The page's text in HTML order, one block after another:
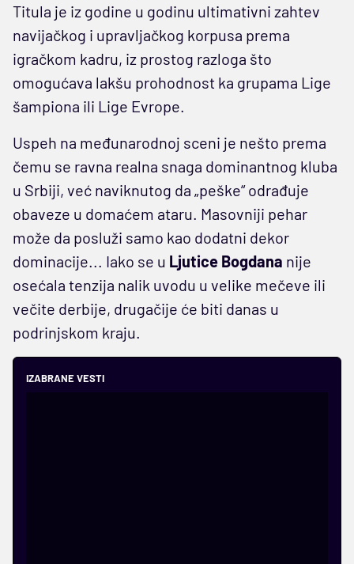
Titula je iz godine u godinu ultimativni zahtev
navijačkog i upravljačkog korpusa prema
igračkom kadru, iz prostog razloga što
omogućava lakšu prohodnost ka grupama Lige
šampiona ili Lige Evrope.
Uspeh na međunarodnoj sceni je nešto prema
čemu se ravna realna snaga dominantnog kluba
u Srbiji, već naviknutog da „peške“ odrađuje
obaveze u domaćem ataru. Masovniji pehar
može da posluži samo kao dodatni dekor
dominacije... Iako se u Ljutice Bogdana nije
osećala tenzija nalik uvodu u velike mečeve ili
večite derbije, drugačije će biti danas u
podrinjskom kraju.
IZABRANE VESTI